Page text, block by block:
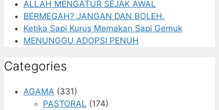
ALLAH MENGATUR SEJAK AWAL
BERMEGAH? JANGAN DAN BOLEH.
Ketika Sapi Kurus Memakan Sapi Gemuk
MENUNGGU ADOPSI PENUH
Categories
AGAMA (331)
PASTORAL (174)